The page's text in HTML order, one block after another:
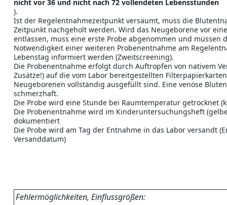
nicht vor 36 und nicht nach 72 vollendeten Lebensstunden
).
Ist der Regelentnahmezeitpunkt versäumt, muss die
Zeitpunkt nachgeholt werden. Wird das Neugeborene vor
entlassen, muss eine erste Probe abgenommen und müssen
Notwendigkeit einer weiteren Probenentnahme am
Lebenstag informiert werden (Zweitscreening).
Die Probenentnahme erfolgt durch Auftropfen von nativem
Zusätze!) auf die vom Labor bereitgestellten
Neugeborenen vollständig ausgefüllt sind. Eine venöse
schmerzhaft.
Die Probe wird eine Stunde bei Raumtemperatur getrocknet
Die Probenentnahme wird im Kinderuntersuchungsheft
dokumentiert
Die Probe wird am Tag der Entnahme in das Labor versandt
Versanddatum)
Fehlermöglichkeiten, Einflussgrößen: